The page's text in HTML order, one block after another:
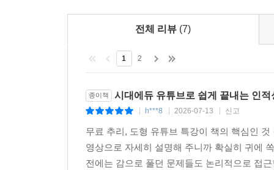
전체 리뷰 (7)
1 2
종이책 시대에듀 유튜브로 쉽게 끝내는 인적
h***8 2026-07-13 신고
무료 추리, 도형 유튜브 특강이 책의 핵심인
영상으로 자세히 설명해 주니까 확실히 귀에
전에는 감으로 풀던 문제들도 논리적으로 접